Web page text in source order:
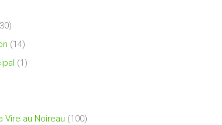
(14)
(1)
Vire au Noireau (100)